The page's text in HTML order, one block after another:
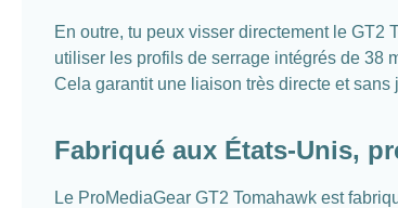
En outre, tu peux visser directement le GT2
utiliser les profils de serrage intégrés de 38
Cela garantit une liaison très directe et sans
Fabriqué aux États-Unis,
Le ProMediaGear GT2 Tomahawk est